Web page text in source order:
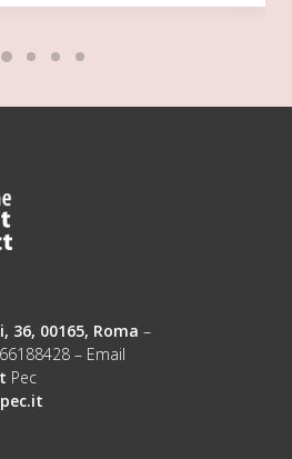
36, 00165, Roma –
– Email
Pec